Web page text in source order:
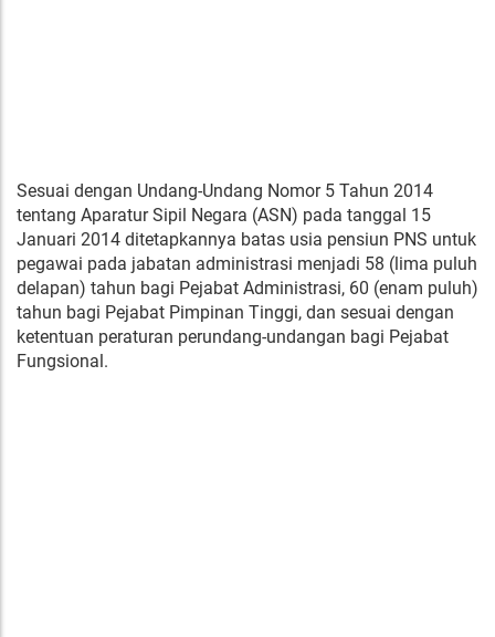
Sesuai dengan Undang-Undang Nomor 5 Tahun 2014
tentang Aparatur Sipil Negara (ASN) pada tanggal 15
Januari 2014 ditetapkannya batas usia pensiun PNS untuk
pegawai pada jabatan administrasi menjadi 58 (lima puluh
delapan) tahun bagi Pejabat Administrasi, 60 (enam puluh)
tahun bagi Pejabat Pimpinan Tinggi, dan sesuai dengan
ketentuan peraturan perundang-undangan bagi Pejabat
Fungsional.